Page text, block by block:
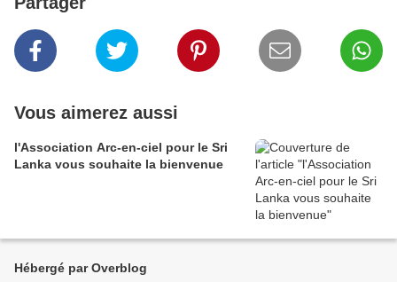
Vous aimerez aussi
l'Association Arc-en-ciel pour le Sri
Lanka vous souhaite la bienvenue
Hébergé par Overblog